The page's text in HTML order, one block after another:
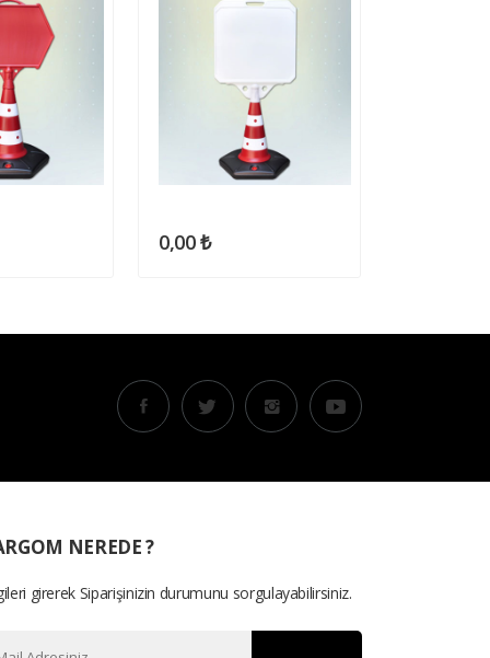
0,00 ₺
NEREDE ?
girerek Siparişinizin durumunu sorgulayabilirsiniz.